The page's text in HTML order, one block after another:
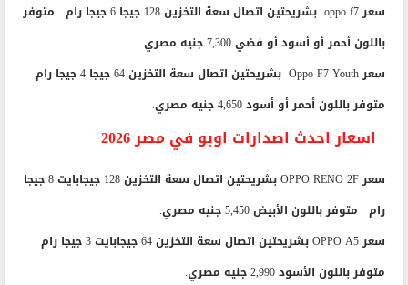
سعر oppo f7 بشريحتين اتصال سعة التخزين 128 جيجا 6 جيجا رام متوفر
باللون أحمر أو أسود أو فضي 7,300 جنيه مصري.
سعر Oppo F7 Youth بشريحتين اتصال سعة التخزين 64 جيجا 4 جيجا رام
متوفر باللون أحمر أو أسود 4,650 جنيه مصري.
اسعار احدث اصدارات اوبو في مصر 2026
سعر OPPO RENO 2F بشريحتين اتصال سعة التخزين 128 جيجابايت 8 جيجا
رام متوفر باللون الأبيض 5,450 جنيه مصري.
سعر OPPO A5 بشريحتين اتصال سعة التخزين 64 جيجابايت 3 جيجا رام
متوفر باللون الأسود 2,990 جنيه مصري.